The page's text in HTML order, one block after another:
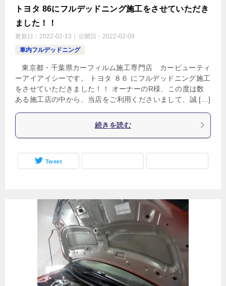
トヨタ 86にフルデッドニング施工をさせていただき
ました！！
更新日： 2022-02-13 公開日： 2022-02-09
車内フルデッドニング
東京都・千葉県カーフィルム施工専門店 カービューティ
ーアイアイシーです。 トヨタ ８６ にフルデッドニング施工
をさせていただきました！！ オーナーのR様、この度は数
ある施工店の中から、当店をご利用くださいまして、誠 […]
続きを読む
Tweet